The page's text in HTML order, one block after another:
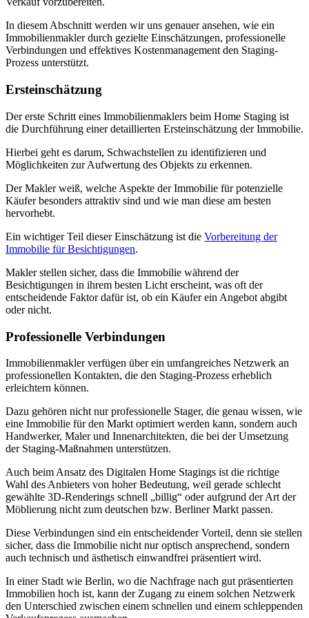
In diesem Abschnitt werden wir uns genauer ansehen, wie ein
Immobilienmakler durch gezielte Einschätzungen, professionelle
Verbindungen und effektives Kostenmanagement den Staging-
Prozess unterstützt.
Ersteinschätzung
Der erste Schritt eines Immobilienmaklers beim Home Staging ist
die Durchführung einer detaillierten Ersteinschätzung der Immobilie.
Hierbei geht es darum, Schwachstellen zu identifizieren und
Möglichkeiten zur Aufwertung des Objekts zu erkennen.
Der Makler weiß, welche Aspekte der Immobilie für potenzielle
Käufer besonders attraktiv sind und wie man diese am besten
hervorhebt.
Ein wichtiger Teil dieser Einschätzung ist die Vorbereitung der
Immobilie für Besichtigungen.
Makler stellen sicher, dass die Immobilie während der
Besichtigungen in ihrem besten Licht erscheint, was oft der
entscheidende Faktor dafür ist, ob ein Käufer ein Angebot abgibt
oder nicht.
Professionelle Verbindungen
Immobilienmakler verfügen über ein umfangreiches Netzwerk an
professionellen Kontakten, die den Staging-Prozess erheblich
erleichtern können.
Dazu gehören nicht nur professionelle Stager, die genau wissen, wie
eine Immobilie für den Markt optimiert werden kann, sondern auch
Handwerker, Maler und Innenarchitekten, die bei der Umsetzung
der Staging-Maßnahmen unterstützen.
Auch beim Ansatz des Digitalen Home Stagings ist die richtige
Wahl des Anbieters von hoher Bedeutung, weil gerade schlecht
gewählte 3D-Renderings schnell „billig“ oder aufgrund der Art der
Möblierung nicht zum deutschen bzw. Berliner Markt passen.
Diese Verbindungen sind ein entscheidender Vorteil, denn sie stellen
sicher, dass die Immobilie nicht nur optisch ansprechend, sondern
auch technisch und ästhetisch einwandfrei präsentiert wird.
In einer Stadt wie Berlin, wo die Nachfrage nach gut präsentierten
Immobilien hoch ist, kann der Zugang zu einem solchen Netzwerk
den Unterschied zwischen einem schnellen und einem schleppenden